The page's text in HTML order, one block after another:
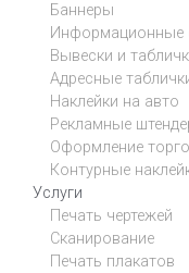
Баннеры
Информационные
Вывески и
Адресные
Наклейки на авто
Рекламные
Оформление
Контурные
Услуги
Печать чертежей
Сканирование
Печать плакатов